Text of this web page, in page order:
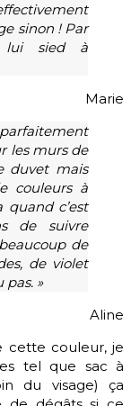
sinon ! Par
lui sied à
Marie
les murs de
duvet mais
couleurs à
c’est
de suivre
de
de violet
pas. »
Aline
cette couleur, je
tel que sac à
du visage) ça